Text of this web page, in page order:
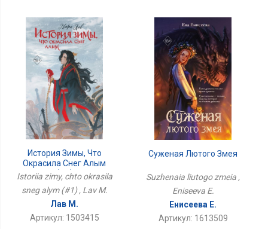
История Зимы, Что
Окрасила Снег Алым
(#1)
Istoriia zimy, chto okrasila
sneg alym (#1) , Lav M.
Лав М.
Артикул: 1503415
Суженая Лютого Змея
Suzhenaia liutogo zmeia ,
Eniseeva E.
Енисеева Е.
Артикул: 1613509